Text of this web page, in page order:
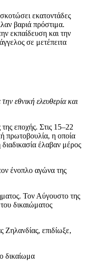
εκατοντάδες
βαριά πρόστιμα.
εκπαίδευση και την
σε μετέπειτα
εθνική ελευθερία και
εποχής. Στις 15–22
πρωτοβουλία, η οποία
έλαβαν μέρος
ένοπλο αγώνα της
Τον Αύγουστο της
δικαιώματος
επιδίωξε,
δικαίωμα